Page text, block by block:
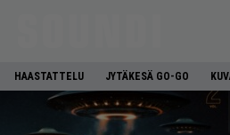
HAASTATTELU JYTÄKESÄ GO-GO